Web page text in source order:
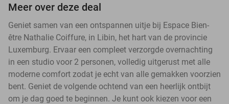
Meer over deze deal
Geniet samen van een ontspannen uitje bij Espace Bien-
être Nathalie Coiffure, in Libin, het hart van de provincie
Luxemburg. Ervaar een compleet verzorgde overnachting
in een studio voor 2 personen, volledig uitgerust met alle
moderne comfort zodat je echt van alle gemakken voorzien
bent. Geniet de volgende ochtend van een heerlijk ontbijt
om je dag goed te beginnen. Je kunt ook kiezen voor een